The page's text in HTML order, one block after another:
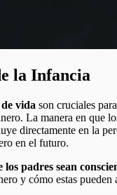
la Infancia
vida son cruciales
La manera en que
directamente en la
en el futuro.
los padres sean
y cómo estas pueden